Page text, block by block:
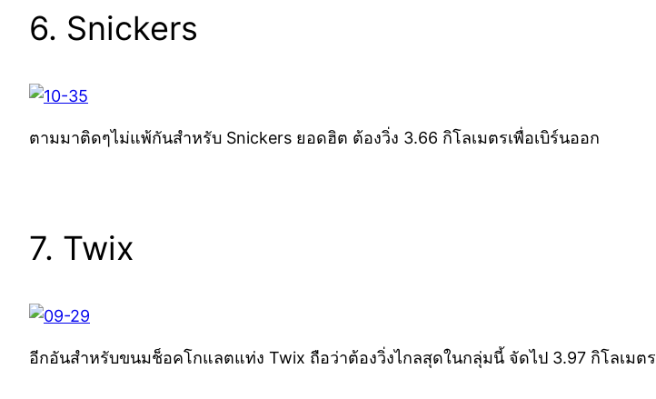
6. Snickers
ตามมาติดๆไม่แพ้กันสำหรับ Snickers ยอดฮิต ต้องวิ่ง 3.66 กิโลเมตรเพื่อเบิร์นออก
7. Twix
อีกอันสำหรับขนมช็อคโกแลตแท่ง Twix ถือว่าต้องวิ่งไกลสุดในกลุ่มนี้ จัดไป 3.97 กิโลเมตร